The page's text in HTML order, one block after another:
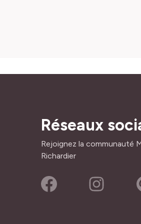
Réseaux
Rejoignez la communauté
Richardier